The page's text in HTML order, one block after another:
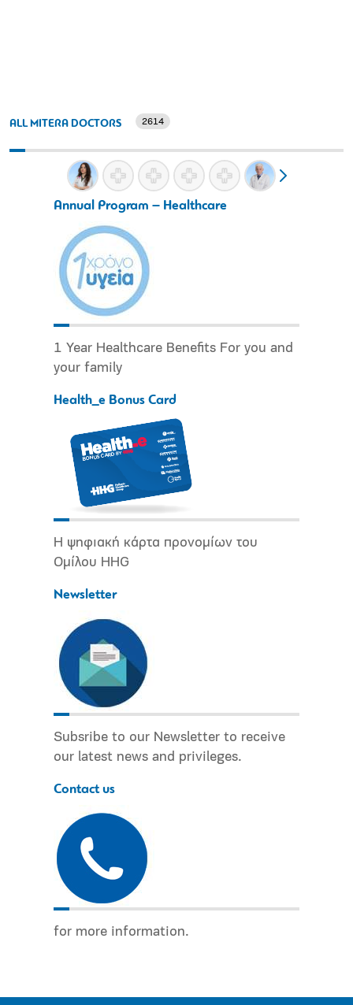
ALL MITERA DOCTORS 2614
Annual Program – Healthcare
1 Year Healthcare Benefits For you and
your family
Health_e Bonus Card
Η ψηφιακή κάρτα προνομίων του
Ομίλου HHG
Newsletter
Subsribe to our Newsletter to receive
our latest news and privileges.
Contact us
for more information.